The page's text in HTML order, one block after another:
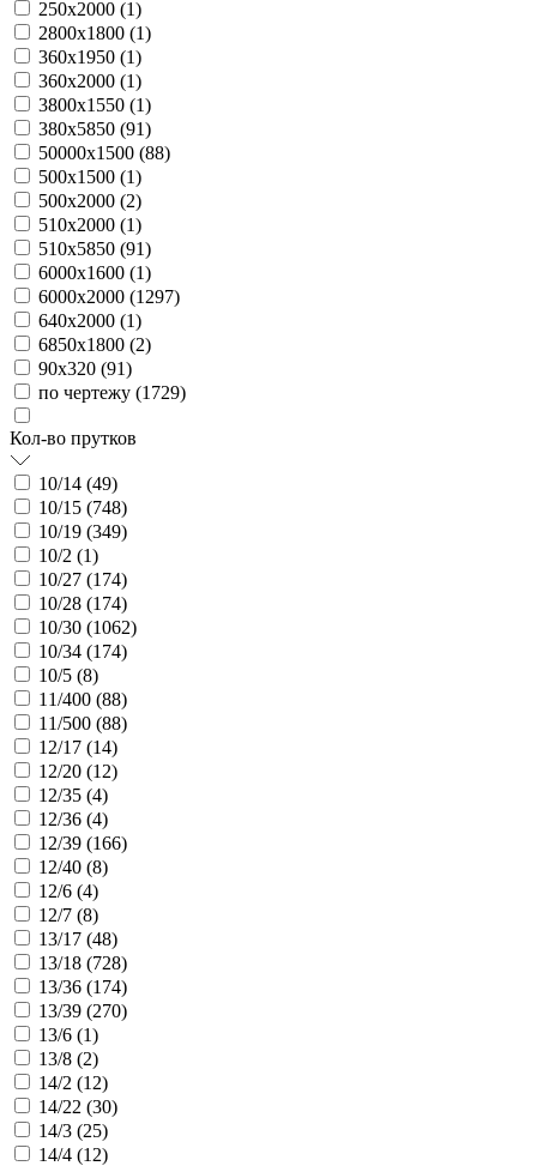
250х2000 (1)
2800х1800 (1)
360х1950 (1)
360х2000 (1)
3800х1550 (1)
380х5850 (91)
50000х1500 (88)
500х1500 (1)
500х2000 (2)
510х2000 (1)
510х5850 (91)
6000х1600 (1)
6000х2000 (1297)
640х2000 (1)
6850х1800 (2)
90х320 (91)
по чертежу (1729)
Кол-во прутков
10/14 (49)
10/15 (748)
10/19 (349)
10/2 (1)
10/27 (174)
10/28 (174)
10/30 (1062)
10/34 (174)
10/5 (8)
11/400 (88)
11/500 (88)
12/17 (14)
12/20 (12)
12/35 (4)
12/36 (4)
12/39 (166)
12/40 (8)
12/6 (4)
12/7 (8)
13/17 (48)
13/18 (728)
13/36 (174)
13/39 (270)
13/6 (1)
13/8 (2)
14/2 (12)
14/22 (30)
14/3 (25)
14/4 (12)